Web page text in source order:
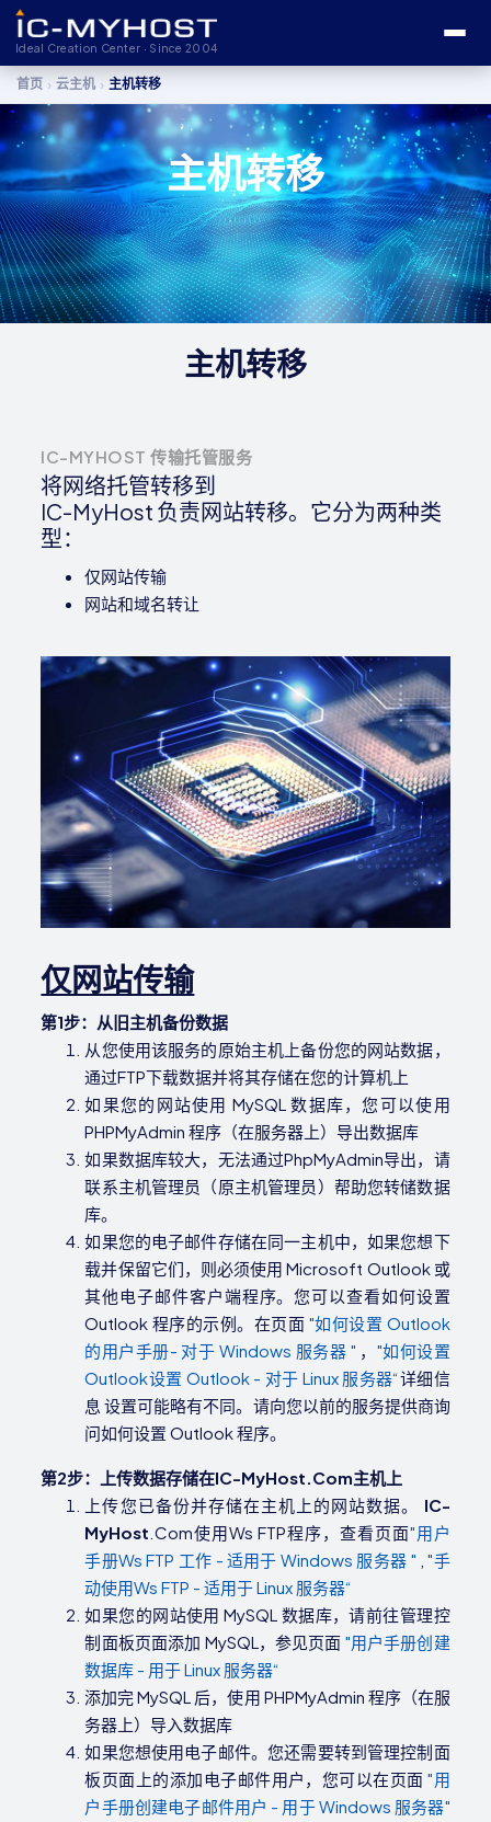
Ideal Creation Center · Since 2004
首页 › 云主机 › 主机转移
主机转移
主机转移
IC-MYHOST 传输托管服务
将网络托管转移到
IC-MyHost 负责网站转移。它分为两种类
型：
仅网站传输
网站和域名转让
仅网站传输
第1步：从旧主机备份数据
从您使用该服务的原始主机上备份您的网站数据，
通过FTP下载数据并将其存储在您的计算机上
如果您的网站使用 MySQL 数据库，您可以使用
PHPMyAdmin 程序（在服务器上）导出数据库
如果数据库较大，无法通过PhpMyAdmin导出，请
联系主机管理员（原主机管理员）帮助您转储数据
库。
如果您的电子邮件存储在同一主机中，如果您想下
载并保留它们，则必须使用 Microsoft Outlook 或
其他电子邮件客户端程序。您可以查看如何设置
Outlook 程序的示例。在页面 "如何设置 Outlook
的用户手册- 对于 Windows 服务器 " ， "如何设置
Outlook设置 Outlook - 对于 Linux 服务器“详细信
息 设置可能略有不同。请向您以前的服务提供商询
问如何设置 Outlook 程序。
第2步：上传数据存储在IC-MyHost.Com主机上
上传您已备份并存储在主机上的网站数据。 IC-
MyHost .Com使用Ws FTP程序，查看页面"用户
手册Ws FTP 工作 - 适用于 Windows 服务器 " ,"手
动使用Ws FTP - 适用于 Linux 服务器“
如果您的网站使用 MySQL 数据库，请前往管理控
制面板页面添加 MySQL，参见页面 "用户手册创建
数据库 - 用于 Linux 服务器“
添加完 MySQL 后，使用 PHPMyAdmin 程序（在服
务器上）导入数据库
如果您想使用电子邮件。您还需要转到管理控制面
板页面上的添加电子邮件用户，您可以在页面"用
户手册创建电子邮件用户 - 用于 Windows 服务器"